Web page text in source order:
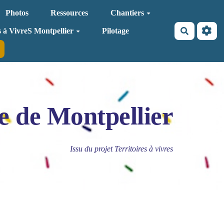
Photos Ressources Chantiers
à VivreS Montpellier Pilotage
de Montpellier
Issu du projet Territoires à vivres